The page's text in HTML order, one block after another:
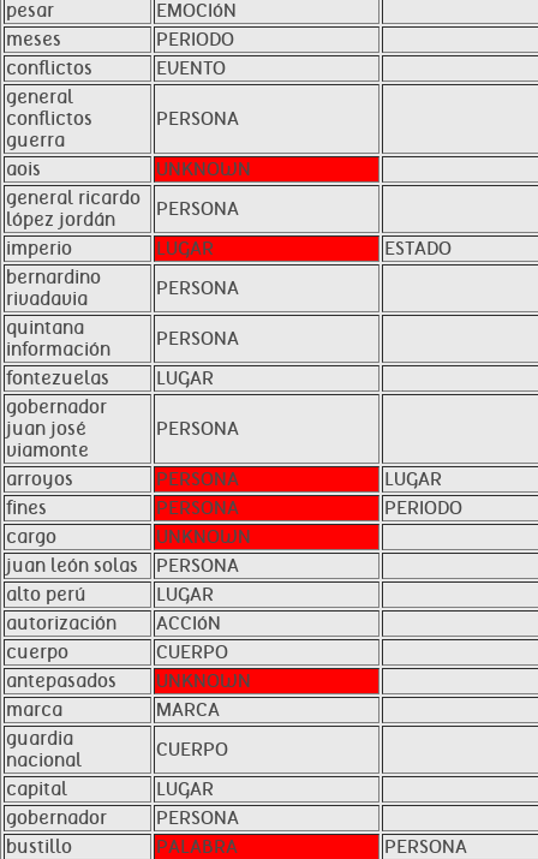
pesar
EMOCIóN
meses
PERIODO
conflictos
EVENTO
general
conflictos
guerra
PERSONA
aois
UNKNOWN
general ricardo
lópez jordán
PERSONA
imperio
LUGAR
ESTADO
bernardino
rivadavia
PERSONA
quintana
información
PERSONA
fontezuelas
LUGAR
gobernador
juan josé
viamonte
PERSONA
arroyos PERSONA
LUGAR
fines
PERSONA
PERIODO
cargo
UNKNOWN
juan león solas
PERSONA
alto perú
LUGAR
autorización
ACCIóN
cuerpo
CUERPO
antepasados
UNKNOWN
marca
MARCA
guardia
nacional
CUERPO
capital
LUGAR
gobernador
PERSONA
bustillo
PALABRA
PERSONA